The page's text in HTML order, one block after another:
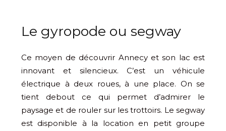
Le gyropode ou segway
Ce moyen de découvrir Annecy et son lac est
innovant et silencieux. C’est un véhicule
électrique à deux roues, à une place. On se
tient debout ce qui permet d’admirer le
paysage et de rouler sur les trottoirs. Le segway
est disponible à la location en petit groupe